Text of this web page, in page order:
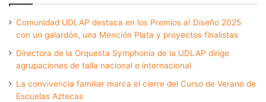
Comunidad UDLAP destaca en los Premios a! Diseño 2025
con un galardón, una Mención Plata y proyectos finalistas
Directora de la Orquesta Symphonia de la UDLAP dirige
agrupaciones de talla nacional e internacional
La convivencia familiar marca el cierre del Curso de Verano de
Escuelas Aztecas